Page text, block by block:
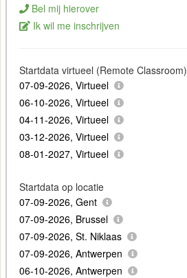
Bel mij hierover
Ik wil me inschrijven
Startdata virtueel (Remote Classroom)
07-09-2026, Virtueel
06-10-2026, Virtueel
04-11-2026, Virtueel
03-12-2026, Virtueel
08-01-2027, Virtueel
Startdata op locatie
07-09-2026, Gent
07-09-2026, Brussel
07-09-2026, St. Niklaas
07-09-2026, Antwerpen
06-10-2026, Antwerpen